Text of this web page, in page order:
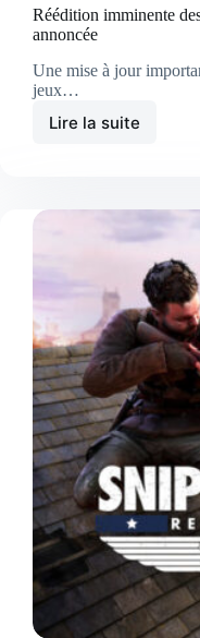
Réédition imminente
annoncée
Une mise à jour
jeux…
Lire la suite